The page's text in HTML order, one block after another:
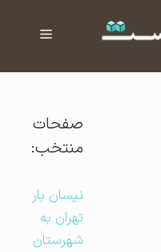
فهرست
صفحات
منتخب:
نیسان بار
تهران به
شهرستان